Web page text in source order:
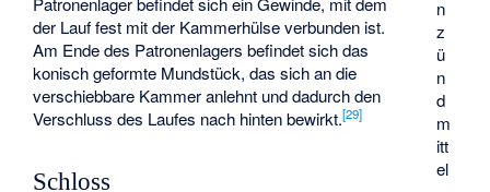
n
z
ü
n
d
m
itt
el
der Lauf fest mit der Kammerhülse verbunden ist.
Am Ende des Patronenlagers befindet sich das
konisch geformte Mundstück, das sich an die
verschiebbare Kammer anlehnt und dadurch den
Verschluss des Laufes nach hinten bewirkt.[29]
Schloss